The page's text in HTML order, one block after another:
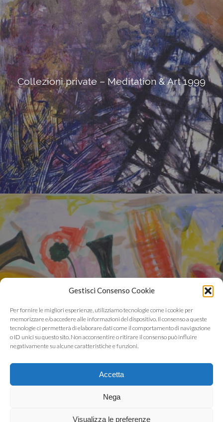
Gestisci Consenso Cookie
Per fornire le migliori esperienze, utilizziamo tecnologie come i cookie per
memorizzare e/o accedere alle informazioni del dispositivo. Il consenso a queste
tecnologie ci permetterà di elaborare dati come il comportamento di navigazione
o ID unici su questo sito. Non acconsentire o ritirare il consenso può influire
negativamente su alcune caratteristiche e funzioni.
Accetta
Nega
Visualizza le preferenze
Collezioni private – Meditation & Art 1999
Collezioni private – La ricerca 1993